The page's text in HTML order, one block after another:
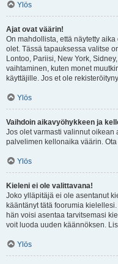
Ylös
Ajat ovat väärin!
On mahdollista, että näytetty
olet. Tässä tapauksessa valitse
Lontoo, Pariisi, New York,
vaihtaminen, kuten monet
käyttäjille. Jos et ole
Ylös
Vaihdoin aikavyöhykkeen ja
Jos olet varmasti valinnut oikean
palvelimen kellonaika väärin.
Ylös
Kieleni ei ole valittavana!
Joko ylläpitäjä ei ole asentanut
kääntänyt tätä foorumia
hän voisi asentaa tarvitsemasi
voit luoda uuden käännöksen.
Ylös